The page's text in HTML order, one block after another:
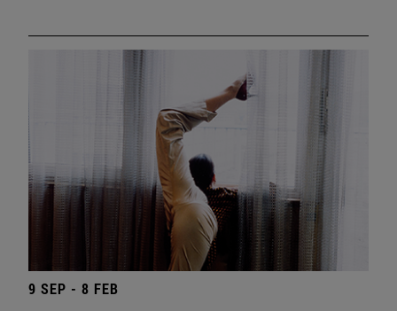
9 SEP - 8 FEB